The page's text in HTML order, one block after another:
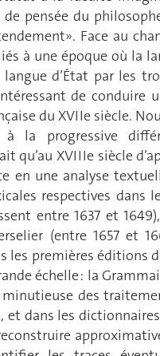
pensée du
Face au
à une époque où la
d’État par les
de conduire
du XVIIe siècle.
la progressive
XVIIIe siècle
en une analyse
respectives dans
entre 1637 et
(entre 1657 et
les premières
échelle : la
des
dans les